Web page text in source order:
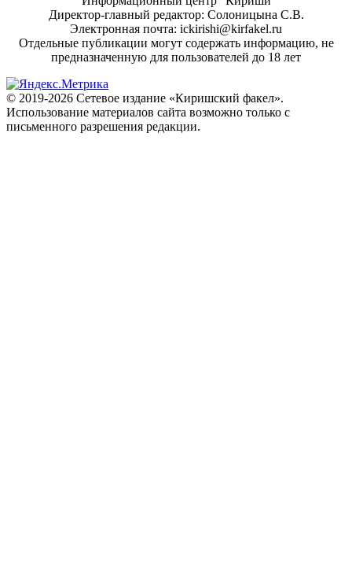
Директор-главный редактор: Солоницына С.В.
Электронная почта: ickirishi@kirfakel.ru
Отдельные публикации могут содержать информацию, не
предназначенную для пользователей до 18 лет
© 2019-2026 Сетевое издание «Киришский факел».
Использование материалов сайта возможно только с
письменного разрешения редакции.